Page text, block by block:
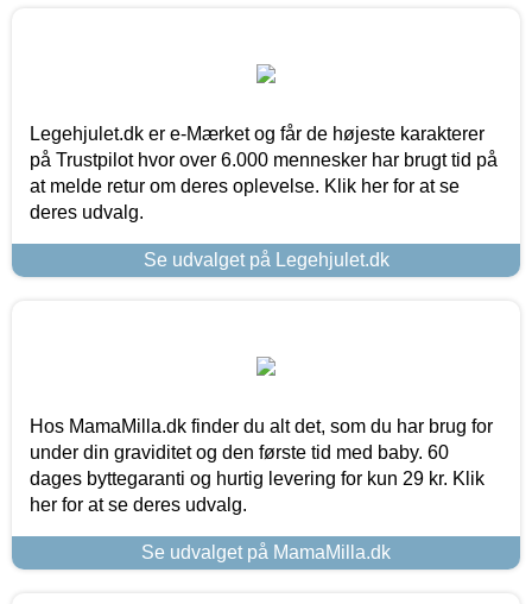
Legehjulet.dk er e-Mærket og får de højeste karakterer
på Trustpilot hvor over 6.000 mennesker har brugt tid på
at melde retur om deres oplevelse. Klik her for at se
deres udvalg.
Se udvalget på Legehjulet.dk
Hos MamaMilla.dk finder du alt det, som du har brug for
under din graviditet og den første tid med baby. 60
dages byttegaranti og hurtig levering for kun 29 kr. Klik
her for at se deres udvalg.
Se udvalget på MamaMilla.dk